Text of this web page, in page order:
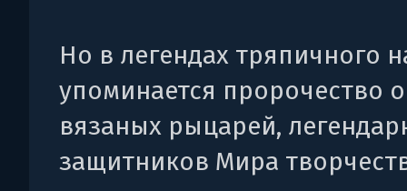
Но в легендах тряпичного
упоминается пророчество
вязаных рыцарей,
защитников Мира